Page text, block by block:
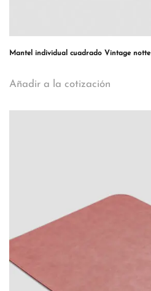
Mantel individual cuadrado Vintage notte
Añadir a la cotización